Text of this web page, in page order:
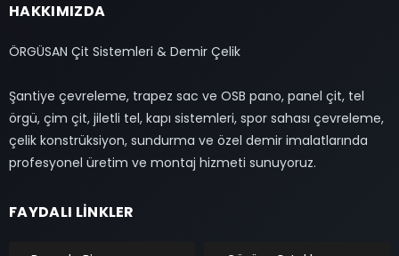
HAKKIMIZDA
ÖRGÜSAN Çit Sistemleri & Demir Çelik
Şantiye çevreleme, trapez sac ve OSB pano, panel çit, tel
örgü, çim çit, jiletli tel, kapı sistemleri, spor sahası çevreleme,
çelik konstrüksiyon, sundurma ve özel demir imalatlarında
profesyonel üretim ve montaj hizmeti sunuyoruz.
FAYDALI LİNKLER